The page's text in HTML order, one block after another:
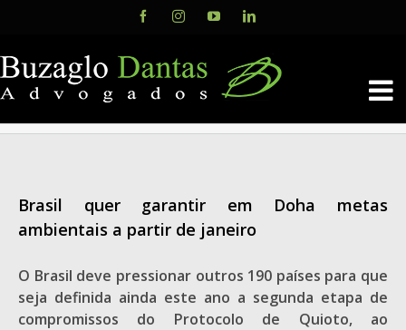
content
FacebookInstagramYouTubeLinkedIn
Brasil quer garantir em Doha metas
ambientais a partir de janeiro
O Brasil deve pressionar outros 190 países para que
seja definida ainda este ano a segunda etapa de
compromissos do Protocolo de Quioto, ao